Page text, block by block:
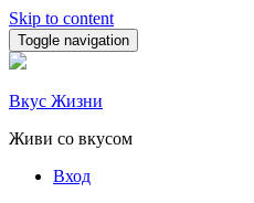
Skip to content
Toggle navigation
Вкус Жизни
Живи со вкусом
Вход